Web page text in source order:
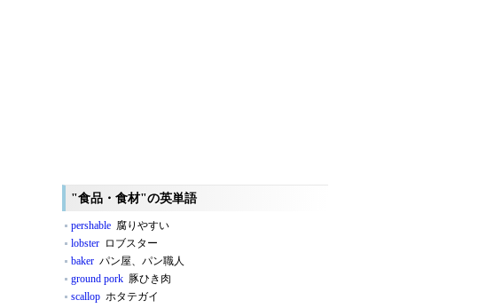
"食品・食材"の英単語
pershable 腐りやすい
lobster ロブスター
baker パン屋、パン職人
ground pork 豚ひき肉
scallop ホタテガイ